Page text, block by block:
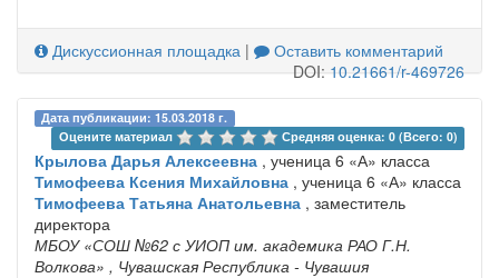
Дискуссионная площадка |
Оставить комментарий
DOI:10.21661/r-469726
Дата публикации: 15.03.2018 г.
Оцените материал
Средняя оценка: 0 (Всего: 0)
Крылова Дарья Алексеевна , ученица 6 «А» класса
Тимофеева Ксения Михайловна , ученица 6 «А» класса
Тимофеева Татьяна Анатольевна , заместитель
директора
МБОУ «СОШ №62 с УИОП им. академика РАО Г.Н.
Волкова» , Чувашская Республика - Чувашия